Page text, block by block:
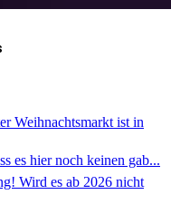
Weihnachtsmarkt ist in
es hier noch keinen gab...
Wird es ab 2026 nicht